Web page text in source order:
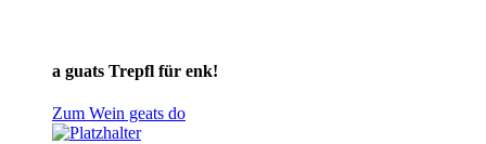
a guats Trepfl für enk!
Zum Wein geats do